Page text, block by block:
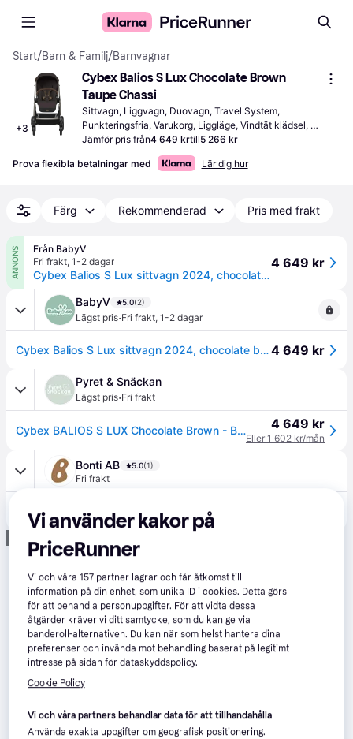
Start/Barn & Familj/Barnvagnar
+3
Cybex Balios S Lux Chocolate Brown
Taupe Chassi
Sittvagn, Liggvagn, Duovagn, Travel System,
Punkteringsfria, Varukorg, Liggläge, Vindtät klädsel,
Vändbar sittdel, Ergonomisk sittdel, Förlängningsbar
sufflett, Justerbart handtag, Enhandsfällning, Justerbart
fotstöd, Justerbart ryggstöd, Bygel, Svart, Blå, Grön, Brun
Jämför pris från4 649 krtill5 266 kr
Prova flexibla betalningar med Lär dig hur
Färg Rekommenderad Pris med frakt
ANNONS
Från BabyV
Fri frakt, 1-2 dagar
Cybex Balios S Lux sittvagn 2024, chocolate brown/taupe chassi
4 649 kr
BabyV 5.0(2)
Lägst pris·Fri frakt, 1-2 dagar
Cybex Balios S Lux sittvagn 2024, chocolate brown/taupe chassi4 649 kr
Pyret & Snäckan
Lägst pris·Fri frakt
Cybex BALIOS S LUX Chocolate Brown - Brun 4 649 kr
Eller 1 602 kr/mån
Bonti AB 5.0(1)
Fri frakt
Cybex Balios S Lux 2025 Chocolate Brown
Vi använder kakor på
PriceRunner
Vi och våra157 partner lagrar och får åtkomst till
information på din enhet, som unika ID i cookies. Detta görs
för att behandla personuppgifter. För att vidta dessa
åtgärder kräver vi ditt samtycke, som du kan ge via
banderoll-alternativen. Du kan när som helst hantera dina
preferenser och invända mot behandling baserat på legitimt
intresse på sidan för dataskyddspolicy.
Cookie Policy
Vi och våra partners behandlar data för att tillhandahålla
Använda exakta uppgifter om geografisk positionering.